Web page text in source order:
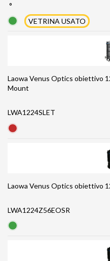
°
VETRINA USATO
Laowa Venus Optics obiettivo
Mount
LWA1224SLET
LWA1224Z56EOSR